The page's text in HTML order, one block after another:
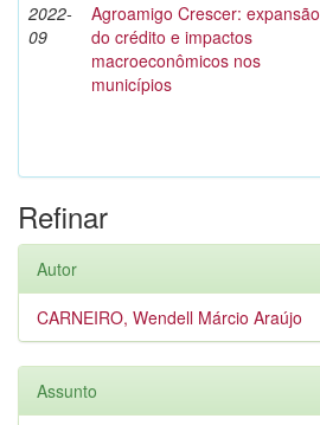
2022-
09
Agroamigo Crescer: expansão
do crédito e impactos
macroeconômicos nos
municípios
Refinar
Autor
CARNEIRO, Wendell Márcio Araújo
Assunto